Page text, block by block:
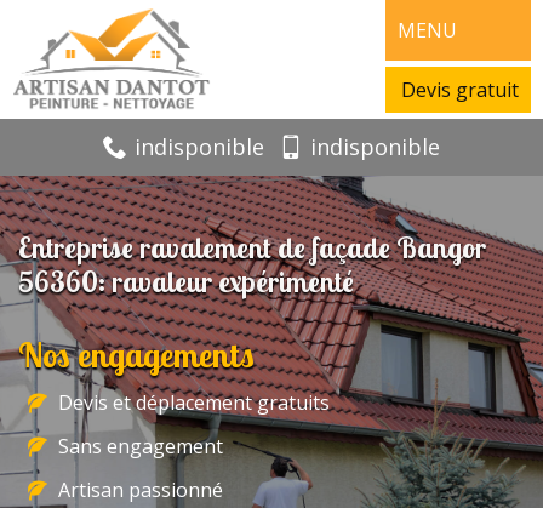
MENU
Devis gratuit
indisponible indisponible
Entreprise ravalement de façade Bangor
56360: ravaleur expérimenté
Nos engagements
Devis et déplacement gratuits
Sans engagement
Artisan passionné